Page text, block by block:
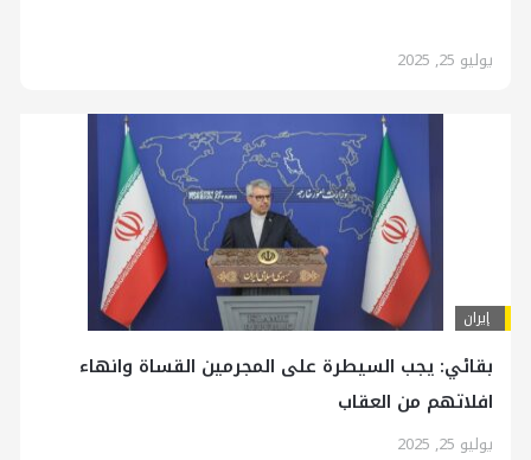
يوليو 25, 2025
إيران
بقائي: يجب السيطرة على المجرمين القساة وانهاء
افلاتهم من العقاب
يوليو 25, 2025